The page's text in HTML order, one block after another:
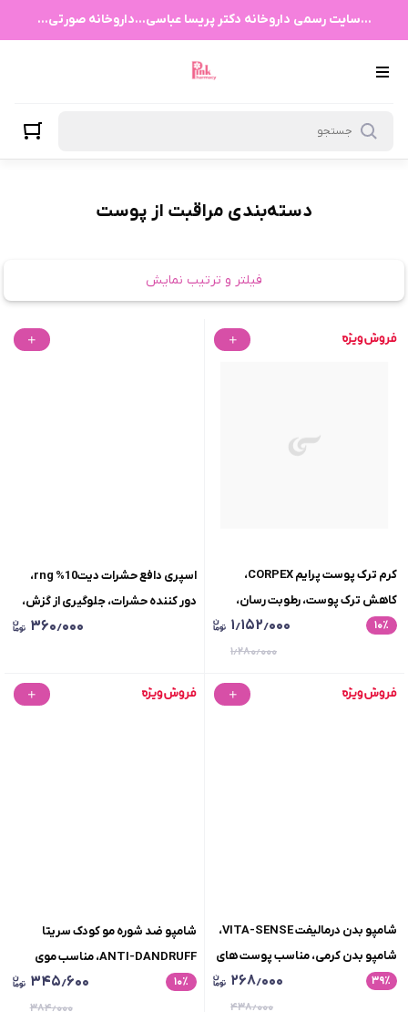
...سایت رسمی داروخانه دکتر پریسا عباسی...داروخانه صورتی...
دسته‌بندی مراقبت از پوست
فیلتر و ترتیب نمایش
کرم ترک پوست پرایم CORPEX،
کاهش ترک پوست، رطوبت رسان،
استحکام بخش پوست، حجم 75 میلی
۱۰٪ ۱٫۱۵۲٫۰۰۰
۱٫۲۸۰٫۰۰۰
اسپری دافع حشرات دیت10% rng،
دور کننده حشرات، جلوگیری از گزش،
۳۶۰٫۰۰۰
شامپو بدن درمالیفت VITA-SENSE،
شامپو بدن کرمی، مناسب پوست های
خشک و حساس، حجم 200 میلی لیتر
۳۹٪ ۲۶۸٫۰۰۰
۴۳۸٫۰۰۰
شامپو ضد شوره مو کودک سریتا
ANTI-DANDRUFF، مناسب موی
کودک، چشم را نمی سوزاند، حجم 200
۱۰٪ ۳۴۵٫۶۰۰
۳۸۴٫۰۰۰